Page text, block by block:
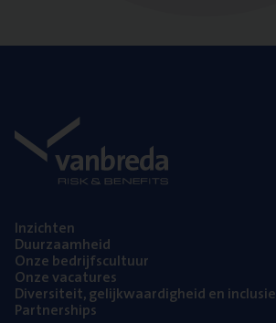
Inzich­ten
Duur­zaam­heid
Onze bedrijfs­cul­tuur
Onze vaca­tu­res
Diver­si­teit, gelijk­waar­dig­heid en inclusie
Part­ner­ships